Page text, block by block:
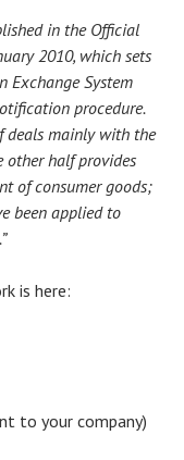
in the Official
2010, which sets
Exchange System
procedure.
deals mainly with the
half provides
of consumer goods;
been applied to
is here:
to your company)